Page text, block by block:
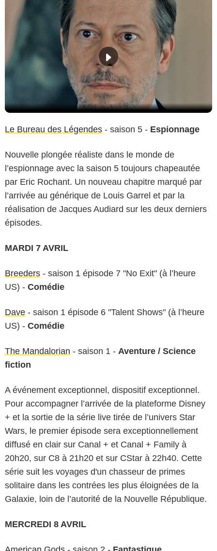
Le Bureau des Légendes - saison 5 - Espionnage
Nouvelle plongée réaliste dans le monde de
l’espionnage avec la saison 5 toujours chapeautée
par Eric Rochant. Un nouveau chapitre marqué par
l’arrivée au générique de Louis Garrel et par la
réalisation de Jacques Audiard sur les deux derniers
épisodes.
MARDI 7 AVRIL
Breeders - saison 1 épisode 7 "No Exit" (à l’heure
US) - Comédie
Dave - saison 1 épisode 6 "Talent Shows" (à l’heure
US) - Comédie
The Mandalorian - saison 1 - Aventure / Science
fiction
A événement exceptionnel, dispositif exceptionnel.
Pour accompagner l’arrivée de la plateforme Disney
+ et la sortie de la série live tirée de l’univers Star
Wars, le premier épisode sera exceptionnellement
diffusé en clair sur Canal + et Canal + Family à
20h20, sur C8 à 21h20 et sur CStar à 22h40. Cette
série suit les voyages d'un chasseur de primes
solitaire dans les contrées les plus éloignées de la
Galaxie, loin de l’autorité de la Nouvelle République.
MERCREDI 8 AVRIL